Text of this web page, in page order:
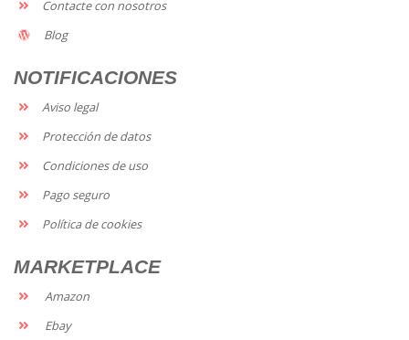
Contacte con nosotros
Blog
NOTIFICACIONES
Aviso legal
Protección de datos
Condiciones de uso
Pago seguro
Política de cookies
MARKETPLACE
Amazon
Ebay